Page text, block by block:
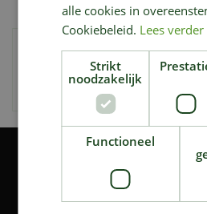
Dit rooster is te gebruiken met
kan worden gebarbecued op de Q
serie (gas & elektrisch).
KIJK OOK
alle cookies in
Cookiebeleid. Lees verder
Strikt
noodzakelijk
Functioneel